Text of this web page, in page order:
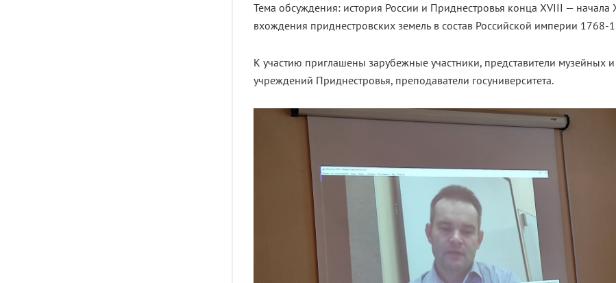
Тема обсуждения: история России и Приднестровья конца XVIII — начала
вхождения приднестровских земель в состав Российской империи 1768-
К участию приглашены зарубежные участники, представители музейных
учреждений Приднестровья, преподаватели госуниверситета.